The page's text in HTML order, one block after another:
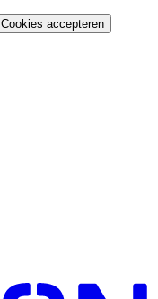
Cookies accepteren